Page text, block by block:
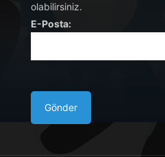
olabilirsiniz.
E-Posta: